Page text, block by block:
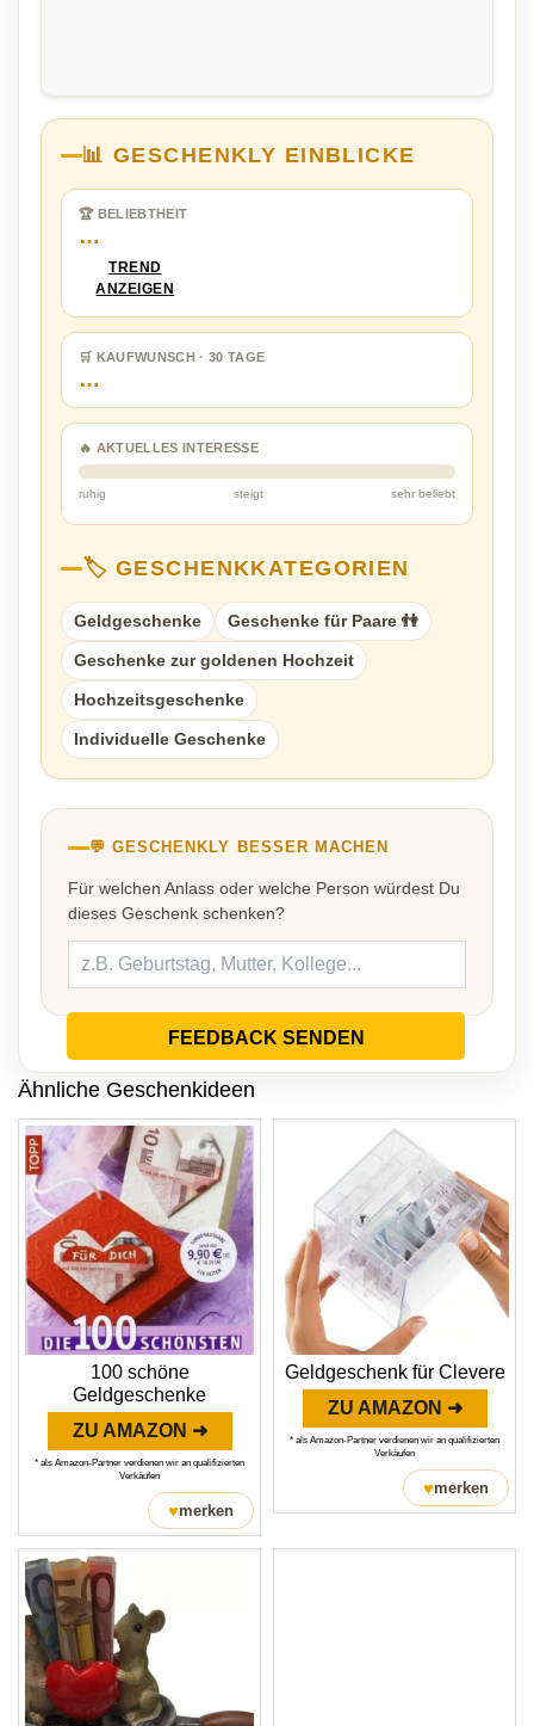
📊 GESCHENKLY EINBLICKE
🏆 BELIEBTHEIT
…
TREND
ANZEIGEN
🛒 KAUFWUNSCH · 30 TAGE
…
🔥 AKTUELLES INTERESSE
ruhig steigt sehr beliebt
🏷️ GESCHENKKATEGORIEN
Geldgeschenke Geschenke für Paare 👫
Geschenke zur goldenen Hochzeit
Hochzeitsgeschenke
Individuelle Geschenke
💬 GESCHENKLY BESSER MACHEN
Für welchen Anlass oder welche Person würdest Du
dieses Geschenk schenken?
FEEDBACK SENDEN
Ähnliche Geschenkideen
100 schöne
Geldgeschenke
ZU AMAZON ➜
* als Amazon-Partner verdienen wir an qualifizierten
Verkäufen
♥merken
Geldgeschenk für Clevere
ZU AMAZON ➜
* als Amazon-Partner verdienen wir an qualifizierten
Verkäufen
♥merken